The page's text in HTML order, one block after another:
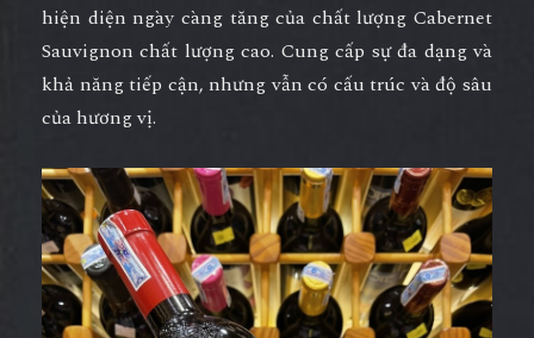
hiện diện ngày càng tăng của chất lượng Cabernet
Sauvignon chất lượng cao. Cung cấp sự đa dạng và
khả năng tiếp cận, nhưng vẫn có cấu trúc và độ sâu
của hương vị.